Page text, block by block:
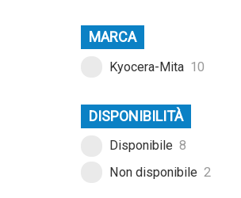
MARCA
Kyocera-Mita 10
DISPONIBILITÀ
Disponibile 8
Non disponibile 2